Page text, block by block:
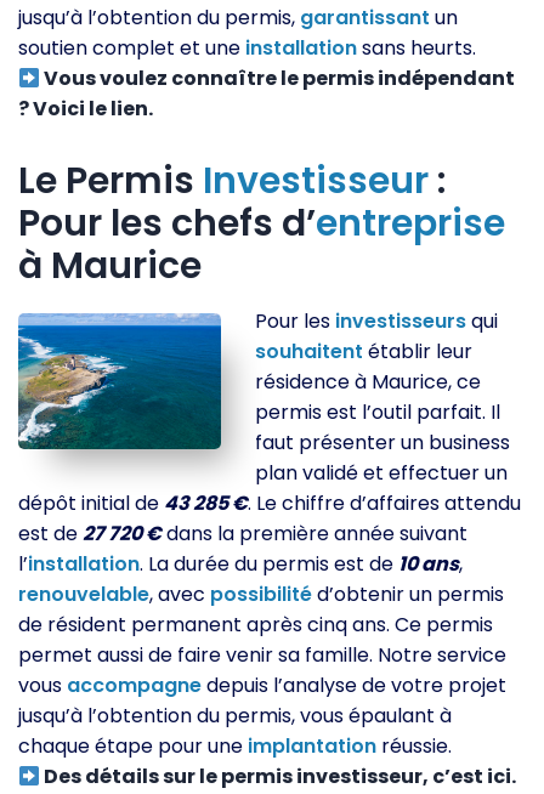
jusqu’à l’obtention du permis, garantissant un
soutien complet et une installationsans heurts.
Vous voulez connaître le permis indépendant
? Voici le lien.
Le Permis Investisseur:
Pour les chefs d’entreprise
à Maurice
Pour les investisseursqui
souhaitent établir leur
résidence à Maurice, ce
permis est l’outil parfait. Il
faut présenter un business
plan validé et effectuer un
dépôt initial de 43 285 €. Le chiffre d’affaires attendu
est de27 720 €dans la première année suivant
l’installation. La durée du permis est de 10 ans,
renouvelable, avec possibilitéd’obtenir un permis
de résident permanent après cinq ans. Ce permis
permet aussi de faire venir sa famille. Notre service
vous accompagnedepuis l’analyse de votre projet
jusqu’à l’obtention du permis, vous épaulant à
chaque étape pour une implantation réussie.
Des détails sur le permis investisseur, c’est ici.